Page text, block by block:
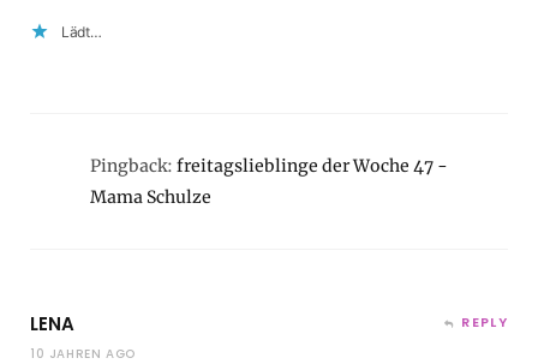
Lädt…
Pingback: freitagslieblinge der Woche 47 -
Mama Schulze
LENA
10 JAHREN AGO
REPLY